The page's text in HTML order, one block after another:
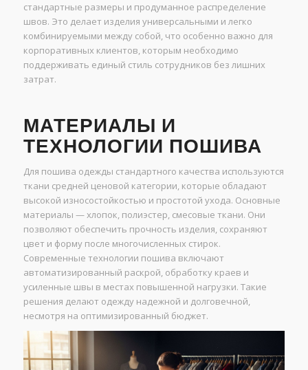
стандартные размеры и продуманное распределение
швов. Это делает изделия универсальными и легко
комбинируемыми между собой, что особенно важно для
корпоративных клиентов, которым необходимо
поддерживать единый стиль сотрудников без лишних
затрат.
МАТЕРИАЛЫ И
ТЕХНОЛОГИИ ПОШИВА
Для пошива одежды стандартного качества используются
ткани средней ценовой категории, которые обладают
высокой износостойкостью и простотой ухода. Основные
материалы — хлопок, полиэстер, смесовые ткани. Они
позволяют обеспечить прочность изделия, сохраняют
цвет и форму после многочисленных стирок.
Современные технологии пошива включают
автоматизированный раскрой, обработку краев и
усиленные швы в местах повышенной нагрузки. Такие
решения делают одежду надежной и долговечной,
несмотря на оптимизированный бюджет.